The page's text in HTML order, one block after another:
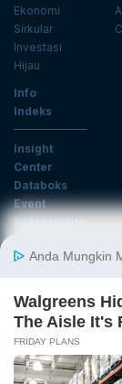
Ekonomi
Sirkular
Investasi
Hijau
Info
Indeks
Insight
Center
Databoks
Event
KatadataOto
Email